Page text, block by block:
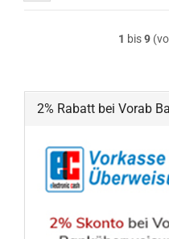
1 bis9
2% Rabatt bei Vorab